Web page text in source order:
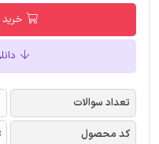
تعداد سوالات
کد محصول